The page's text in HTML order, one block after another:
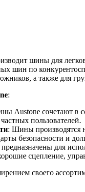
шины для
шин по
а также для
:
Austone сочетают в
пользователей.
: Шины производятся
безопасности и
для
сцепление,
своего